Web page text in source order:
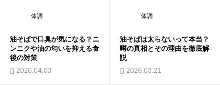
体調
油そばで口臭が気になる？ニ
ンニクや油の匂いを抑える食
後の対策
2026.04.03
体調
油そばは太らないって本当？
噂の真相とその理由を徹底解
説
2026.03.21